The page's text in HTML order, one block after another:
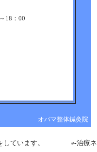
～18：00
オバマ整体鍼灸院
介をしています。 e-治療ネ